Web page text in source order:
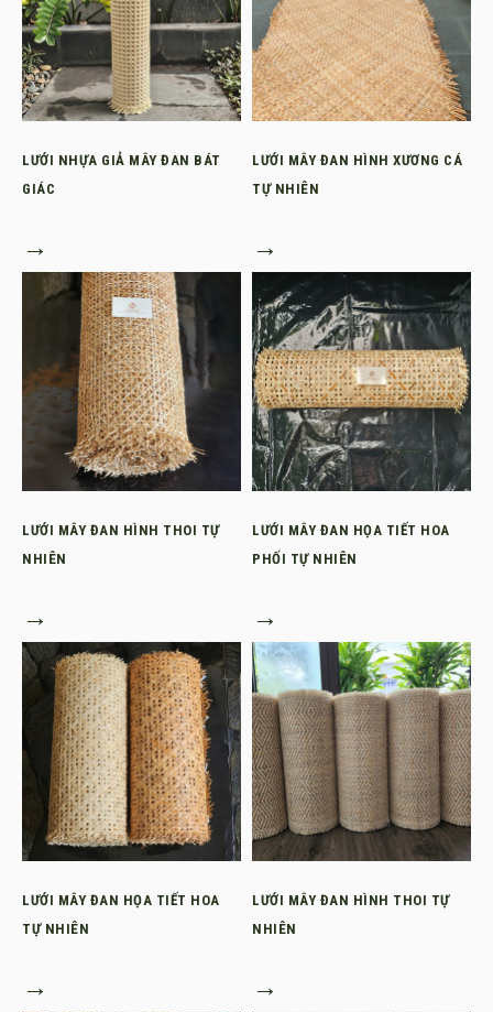
LƯỚI NHỰA GIẢ MÂY ĐAN BÁT
GIÁC
→
LƯỚI MÂY ĐAN HÌNH XƯƠNG CÁ
TỰ NHIÊN
→
LƯỚI MÂY ĐAN HÌNH THOI TỰ
NHIÊN
→
LƯỚI MÂY ĐAN HỌA TIẾT HOA
PHỐI TỰ NHIÊN
→
LƯỚI MÂY ĐAN HỌA TIẾT HOA
TỰ NHIÊN
→
LƯỚI MÂY ĐAN HÌNH THOI TỰ
NHIÊN
→